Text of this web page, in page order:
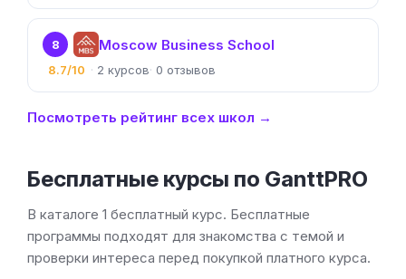
8 Moscow Business School
8.7/10 2 0
Посмотреть рейтинг всех школ →
Бесплатные курсы по GanttPRO
В каталоге 1 бесплатный курс. Бесплатные
программы подходят для знакомства с темой и
проверки интереса перед покупкой платного курса.